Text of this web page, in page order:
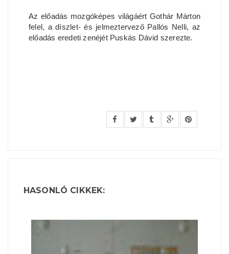
Az előadás mozgóképes világáért Gothár Márton
felel, a díszlet- és jelmeztervező Pallós Nelli, az
előadás eredeti zenéjét Puskás Dávid szerezte.
HASONLÓ CIKKEK: